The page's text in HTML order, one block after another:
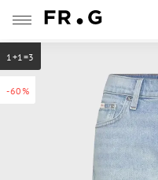
-60%
1+1=3